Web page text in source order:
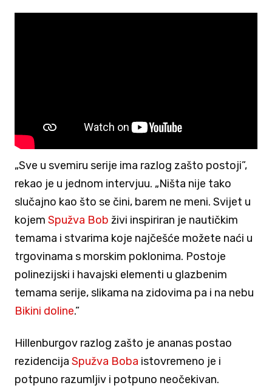
„Sve u svemiru serije ima razlog zašto postoji”,
rekao je u jednom intervjuu. „Ništa nije tako
slučajno kao što se čini, barem ne meni. Svijet u
kojem Spužva Bob živi inspiriran je nautičkim
temama i stvarima koje najčešće možete naći u
trgovinama s morskim poklonima. Postoje
polinezijski i havajski elementi u glazbenim
temama serije, slikama na zidovima pa i na nebu
Bikini doline.”
Hillenburgov razlog zašto je ananas postao
rezidencija Spužva Boba istovremeno je i
potpuno razumljiv i potpuno neočekivan.